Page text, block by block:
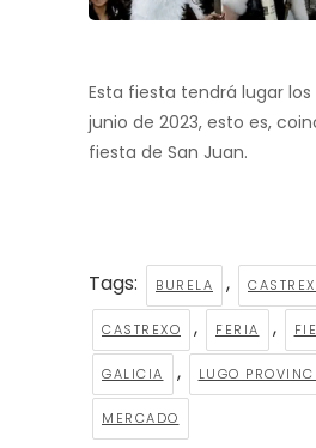
Esta fiesta tendrá lugar los
junio de 2023, esto es,
fiesta de San Juan.
Tags: BURELA ,
CASTREXO , FERIA ,
GALICIA , LUGO
MERCADO